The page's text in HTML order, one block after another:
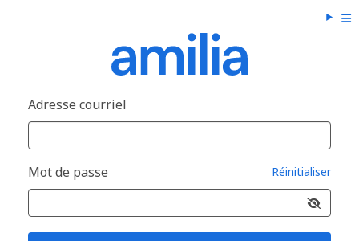
Adresse courriel
Mot de passe Réinitialiser